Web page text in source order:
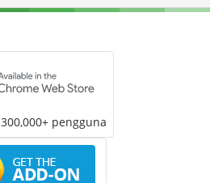
300,000+ pengguna